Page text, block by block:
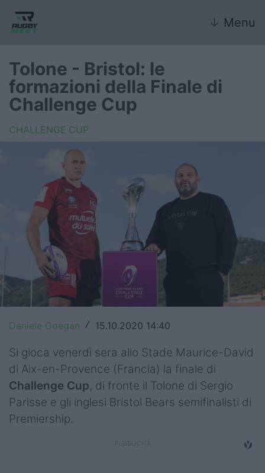
↓ Menu
Nazionale
Nazionali giovanili
Rugby Sevens
Internazionale
6 Nazioni
United Rugby Championship
Top14
Premiership
Champions Cup
Challenge Cup
World Rugby
Rugby World Cup
Tolone - Bristol: le
formazioni della Finale di
Challenge Cup
CHALLENGE CUP
Daniele Goegan / 15.10.2020 14:40
Si gioca venerdì sera allo Stade Maurice-David
di Aix-en-Provence (Francia) la finale di
Challenge Cup, di fronte il Tolone di Sergio
Parisse e gli inglesi Bristol Bears semifinalisti di
Premiership.